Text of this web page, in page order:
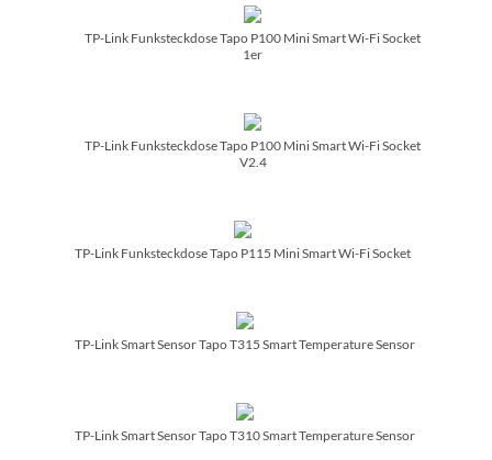
TP-Link Funksteckdose Tapo P100 Mini Smart Wi-Fi Socket
1er
TP-Link Funksteckdose Tapo P100 Mini Smart Wi-Fi Socket
V2.4
TP-Link Funksteckdose Tapo P115 Mini Smart Wi-Fi Socket
TP-Link Smart Sensor Tapo T315 Smart Temperature Sensor
TP-Link Smart Sensor Tapo T310 Smart Temperature Sensor